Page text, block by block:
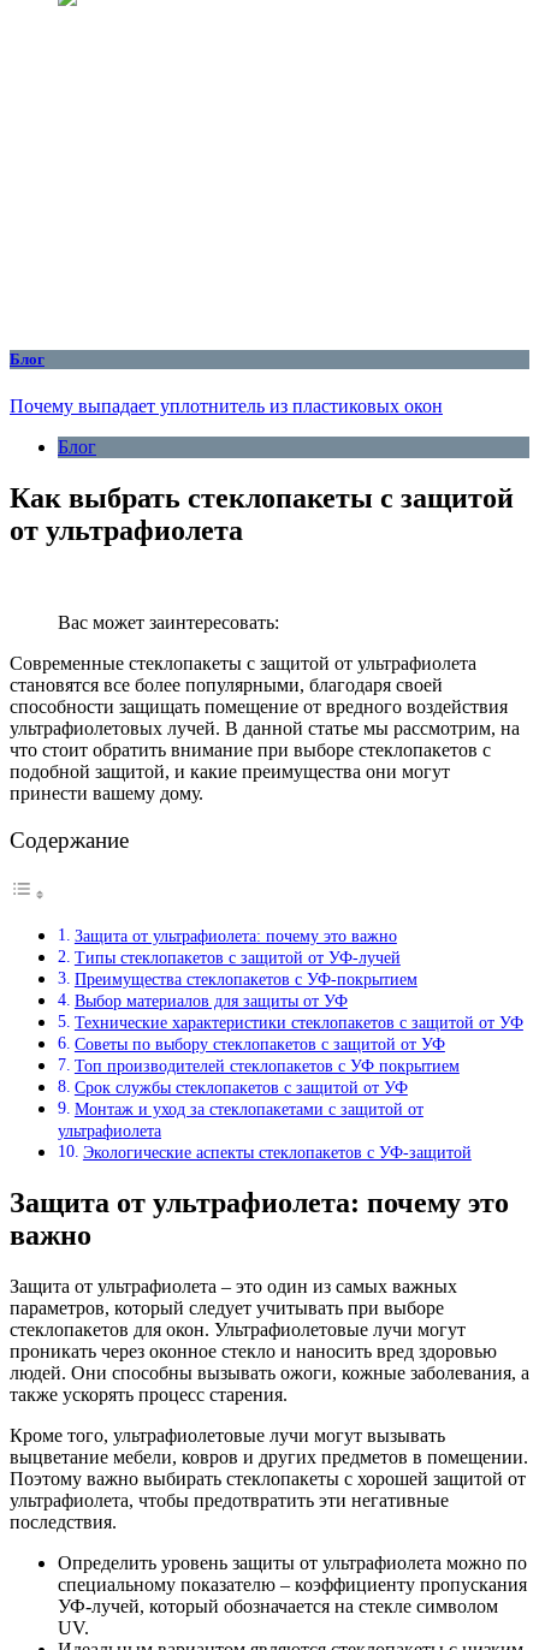
Блог
Почему выпадает уплотнитель из пластиковых окон
Блог
Как выбрать стеклопакеты с защитой
от ультрафиолета
Вас может заинтересовать:
Современные стеклопакеты с защитой от ультрафиолета
становятся все более популярными, благодаря своей
способности защищать помещение от вредного воздействия
ультрафиолетовых лучей. В данной статье мы рассмотрим, на
что стоит обратить внимание при выборе стеклопакетов с
подобной защитой, и какие преимущества они могут
принести вашему дому.
Содержание
Защита от ультрафиолета: почему это важно
Типы стеклопакетов с защитой от УФ-лучей
Преимущества стеклопакетов с УФ-покрытием
Выбор материалов для защиты от УФ
Технические характеристики стеклопакетов с защитой от УФ
Советы по выбору стеклопакетов с защитой от УФ
Топ производителей стеклопакетов с УФ покрытием
Срок службы стеклопакетов с защитой от УФ
Монтаж и уход за стеклопакетами с защитой от
ультрафиолета
Экологические аспекты стеклопакетов с УФ-защитой
Защита от ультрафиолета: почему это
важно
Защита от ультрафиолета – это один из самых важных
параметров, который следует учитывать при выборе
стеклопакетов для окон. Ультрафиолетовые лучи могут
проникать через оконное стекло и наносить вред здоровью
людей. Они способны вызывать ожоги, кожные заболевания, а
также ускорять процесс старения.
Кроме того, ультрафиолетовые лучи могут вызывать
выцветание мебели, ковров и других предметов в помещении.
Поэтому важно выбирать стеклопакеты с хорошей защитой от
ультрафиолета, чтобы предотвратить эти негативные
последствия.
Определить уровень защиты от ультрафиолета можно по
специальному показателю – коэффициенту пропускания
УФ-лучей, который обозначается на стекле символом
UV.